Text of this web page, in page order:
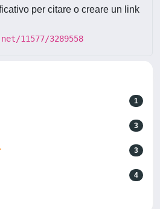
per citare o creare un link
11577/3289558
1
3
3
4